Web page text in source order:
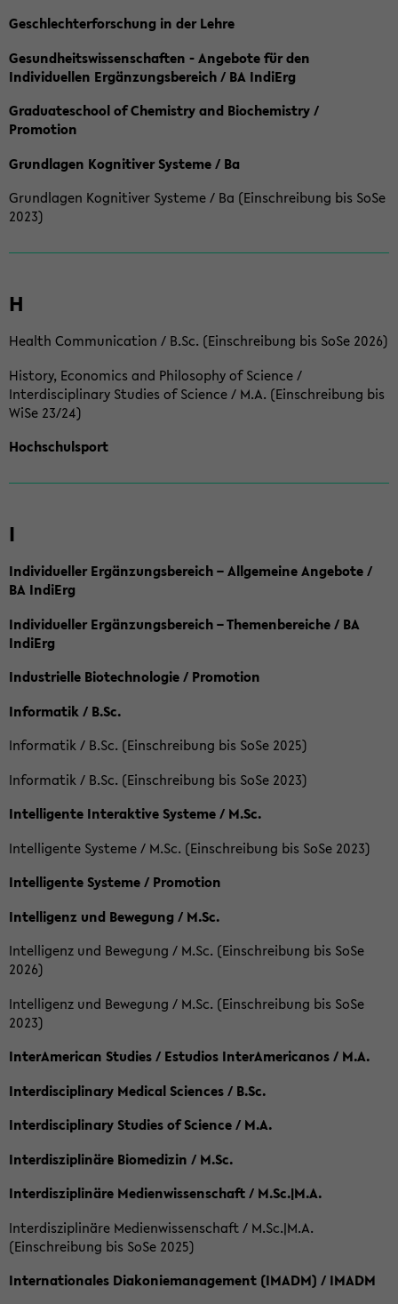
Geschlechterforschung in der Lehre
Gesundheitswissenschaften - Angebote für den
Individuellen Ergänzungsbereich / BA IndiErg
Graduateschool of Chemistry and Biochemistry /
Promotion
Grundlagen Kognitiver Systeme / Ba
Grundlagen Kognitiver Systeme / Ba (Einschreibung bis SoSe
2023)
H
Health Communication / B.Sc. (Einschreibung bis SoSe 2026)
History, Economics and Philosophy of Science /
Interdisciplinary Studies of Science / M.A. (Einschreibung bis
WiSe 23/24)
Hochschulsport
I
Individueller Ergänzungsbereich – Allgemeine Angebote /
BA IndiErg
Individueller Ergänzungsbereich – Themenbereiche / BA
IndiErg
Industrielle Biotechnologie / Promotion
Informatik / B.Sc.
Informatik / B.Sc. (Einschreibung bis SoSe 2025)
Informatik / B.Sc. (Einschreibung bis SoSe 2023)
Intelligente Interaktive Systeme / M.Sc.
Intelligente Systeme / M.Sc. (Einschreibung bis SoSe 2023)
Intelligente Systeme / Promotion
Intelligenz und Bewegung / M.Sc.
Intelligenz und Bewegung / M.Sc. (Einschreibung bis SoSe
2026)
Intelligenz und Bewegung / M.Sc. (Einschreibung bis SoSe
2023)
InterAmerican Studies / Estudios InterAmericanos / M.A.
Interdisciplinary Medical Sciences / B.Sc.
Interdisciplinary Studies of Science / M.A.
Interdisziplinäre Biomedizin / M.Sc.
Interdisziplinäre Medienwissenschaft / M.Sc.|M.A.
Interdisziplinäre Medienwissenschaft / M.Sc.|M.A.
(Einschreibung bis SoSe 2025)
Internationales Diakoniemanagement (IMADM) / IMADM